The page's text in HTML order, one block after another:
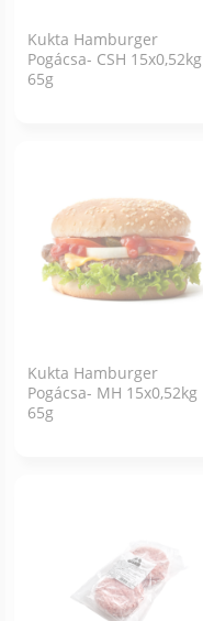
Kukta Hamburger
Pogácsa- CSH 15x0,52kg
65g
Kukta Hamburger
Pogácsa- MH 15x0,52kg
65g